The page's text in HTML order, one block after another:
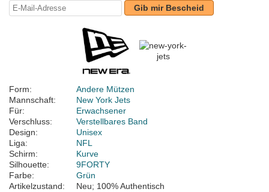
Gib mir Bescheid
Form:
Andere Mützen
Mannschaft:
New York Jets
Für:
Erwachsener
Verschluss:
Verstellbares Band
Design:
Unisex
Liga:
NFL
Schirm:
Kurve
Silhouette:
9FORTY
Farbe:
Grün
Artikelzustand:
Neu; 100% Authentisch